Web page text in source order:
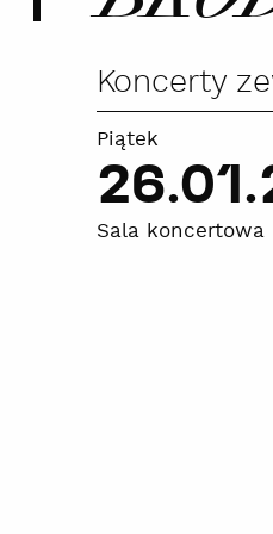
Koncerty
Piątek
Sala koncertowa